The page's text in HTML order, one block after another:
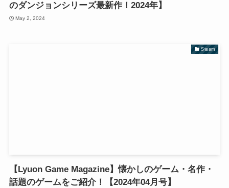
のダンジョンシリーズ最新作！2024年】
May 2, 2024
Steam
【Lyuon Game Magazine】懐かしのゲーム・名作・
話題のゲームをご紹介！【2024年04月号】